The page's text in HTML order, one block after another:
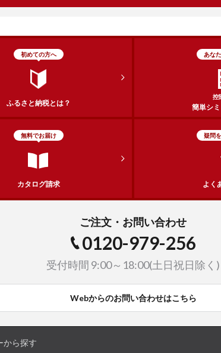
初めての方へ
ふるさと納税とは？
あな
控
簡単シ
無料でお届け
カタログ請求
疑問
よく
ご注文・お問い合わせ
0120-979-256
受付時間 9:00～18:00(土日祝日除く)
Webからのお問い合わせはこちら
から探す